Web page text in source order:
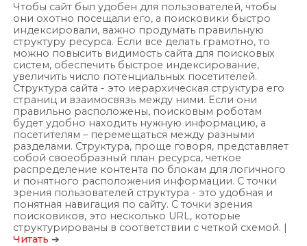
Чтобы сайт был удобен для пользователей, чтобы
они охотно посещали его, а поисковики быстро
индексировали, важно продумать правильную
структуру ресурса. Если все делать грамотно, то
можно повысить видимость сайта для поисковых
систем, обеспечить быстрое индексирование,
увеличить число потенциальных посетителей.
Структура сайта - это иерархическая структура его
страниц и взаимосвязь между ними. Если они
правильно расположены, поисковым роботам
будет удобно находить нужную информацию, а
посетителям – перемещаться между разными
разделами. Структура, проще говоря, представляет
собой своеобразный план ресурса, четкое
распределение контента по блокам для логичного
и понятного расположения информации. С точки
зрения пользователей структура - это удобная и
понятная навигация по сайту. С точки зрения
поисковиков, это несколько URL, которые
структурированы в соответствии с четкой схемой. |
Читать ➔